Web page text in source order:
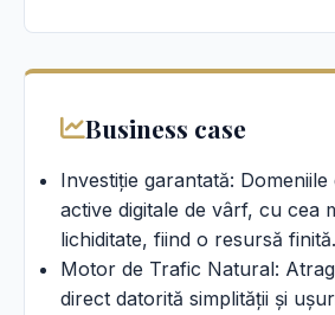
Business case
Investiție garantată:
active digitale de vârf, cu cea
lichiditate, fiind o resursă finită.
Motor de Trafic Natural:
direct datorită simplității și